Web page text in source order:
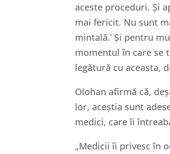
aceste proceduri. Și
mai fericit. Nu sunt
mintală.’ Și pentru
momentul în care se
legătură cu aceasta,
Olohan afirmă că,
lor, aceștia sunt
medici, care îi
„Medicii îi privesc în